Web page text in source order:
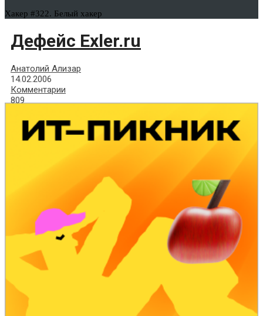
Хакер #322. Белый хакер
Дефейс Exler.ru
Анатолий Ализар
14.02.2006
Комментарии
809